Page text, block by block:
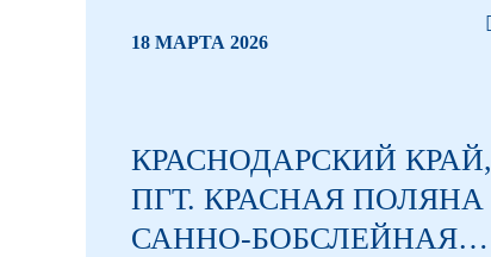
18 МАРТА 2026
КРАСНОДАРСКИЙ КРАЙ,
ПГТ. КРАСНАЯ ПОЛЯНА
САННО-БОБСЛЕЙНАЯ